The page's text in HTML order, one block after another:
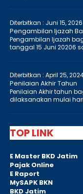
Diterbitkan : Juni 15, 2026
Pengambilan Ijazah
Pengambilan Ijazah
tanggal 15 Juni 20206
Diterbitkan : April 25,
Penilaian Akhir Tahun
Penilaian Akhir tahun
dilaksanakan mulai hari
TOP LINK
E Master BKD Jatim
Pajak Online
E Raport
MySAPK BKN
BKD Jatim